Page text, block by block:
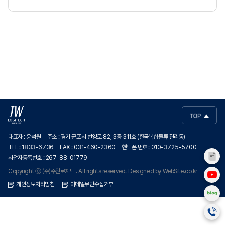
대표자 : 윤석원
주소 : 경기 군포시 번영로 82, 3층 311호 (한국복합물류 관리동)
TEL : 1833-6736
FAX : 031-460-2360
핸드폰 번호 : 010-3725-5700
사업자등록번호 : 267-88-01779
Copyright ⓒ (주)주원로지텍 . All rights reserved. Designed by WebSite.co.kr
개인정보처리방침
이메일무단수집거부